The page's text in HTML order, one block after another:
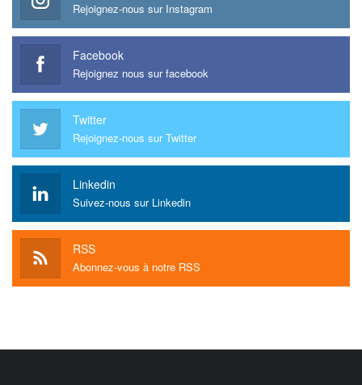
Rejoignez-nous sur Instagram
Facebook
Rejoignez nous sur facebook
Twitter
Rejoignez-nous sur Twitter
Linkedin
Suivez-nous sur Linkedin
RSS
Abonnez-vous à notre RSS